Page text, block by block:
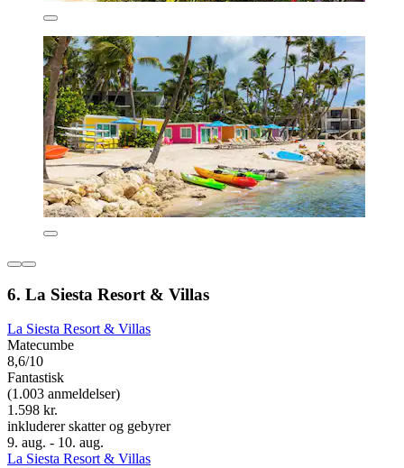
6. La Siesta Resort & Villas
La Siesta Resort & Villas
Matecumbe
8,6/10
Fantastisk
(1.003 anmeldelser)
1.598 kr.
inkluderer skatter og gebyrer
9. aug. - 10. aug.
La Siesta Resort & Villas